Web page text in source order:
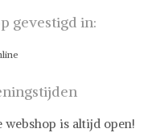
gevestigd in:
webshop is altijd open!